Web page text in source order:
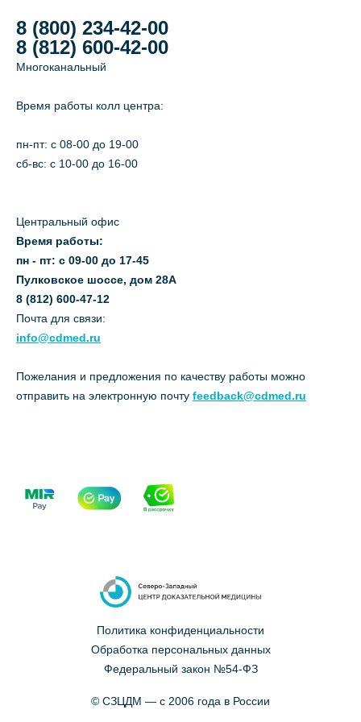
8 (800) 234-42-00
8 (812) 600-42-00
Многоканальный
Время работы колл центра:
пн-пт: c 08-00 до 19-00
сб-вс: с 10-00 до 16-00
Центральный офис
Время работы:
пн - пт: с 09-00 до 17-45
Пулковское шоссе, дом 28А
8 (812) 600-47-12
Почта для связи:
info@cdmed.ru
Пожелания и предложения по качеству работы можно
отправить на электронную почту feedback@cdmed.ru
Политика конфиденциальности
Обработка персональных данных
Федеральный закон №54-ФЗ
© СЗЦДМ — с 2006 года в России